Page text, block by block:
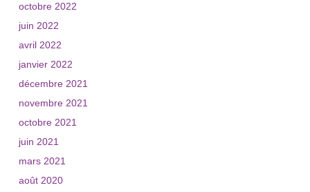
octobre 2022
juin 2022
avril 2022
janvier 2022
décembre 2021
novembre 2021
octobre 2021
juin 2021
mars 2021
août 2020